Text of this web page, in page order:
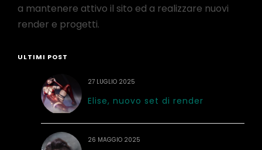
a mantenere attivo il sito ed a realizzare nuovi
render e progetti.
ULTIMI POST
27 LUGLIO 2025
Elise, nuovo set di render
26 MAGGIO 2025